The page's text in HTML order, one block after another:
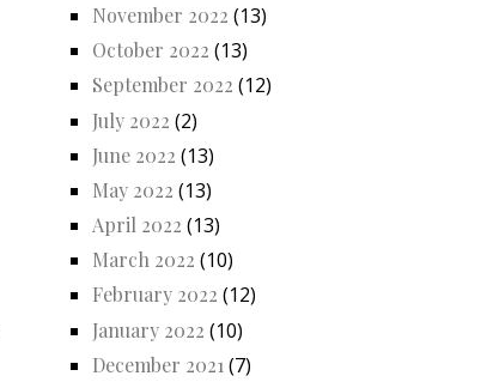
November 2022 (13)
October 2022 (13)
September 2022 (12)
July 2022 (2)
June 2022 (13)
May 2022 (13)
April 2022 (13)
March 2022 (10)
February 2022 (12)
January 2022 (10)
December 2021 (7)